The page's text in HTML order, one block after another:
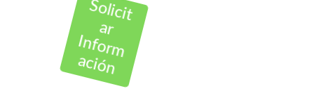
Solicit
ar
Inform
ación